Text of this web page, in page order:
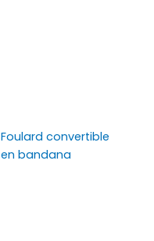
Foulard convertible
en bandana